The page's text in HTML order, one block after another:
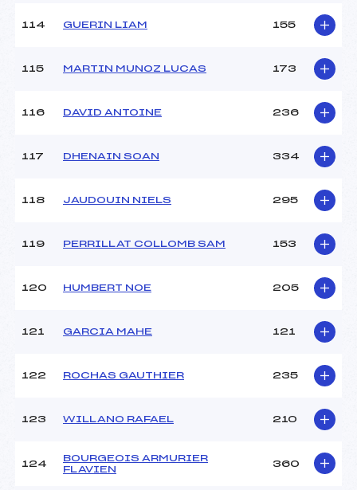
114 GUERIN LIAM 155
115 MARTIN MUNOZ LUCAS 173
116 DAVID ANTOINE 236
117 DHENAIN SOAN 334
118 JAUDOUIN NIELS 295
119 PERRILLAT COLLOMB SAM 153
120 HUMBERT NOE 205
121 GARCIA MAHE 121
122 ROCHAS GAUTHIER 235
123 WILLANO RAFAEL 210
124
BOURGEOIS ARMURIER
FLAVIEN
360